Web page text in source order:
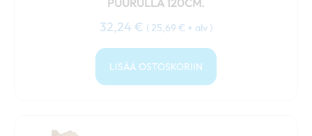
PUURULLA 120CM.
32,24 € (25,69 € + alv )
LISÄÄ OSTOSKORIIN